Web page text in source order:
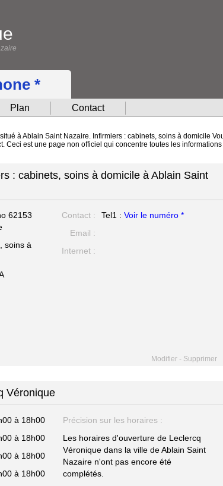
*
Plan Contact
à Ablain Saint Nazaire. Infirmiers : cabinets, soins à domicile
Ceci est une page non officiel qui concentre toutes les
: cabinets, soins à domicile à Ablain Saint
62153
soins à
Contact : Tel1 : Voir le numéro *
Email :
Internet :
Modifier - Supprimer
Véronique
à 18h00
à 18h00
à 18h00
à 18h00
Précision sur les horaires :
Les horaires d'ouverture de Leclercq
Véronique dans la ville de Ablain Saint
Nazaire n'ont pas encore été
complétés.